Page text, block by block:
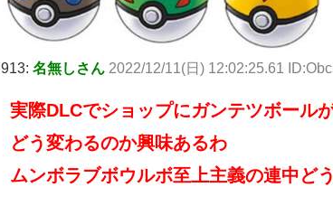
913: 名無しさん 2022/12/11(日) 12:02:25.61
実際DLCでショップにガンテツボール
どう変わるのか興味あるわ
ムンボラブボウルボ至上主義の連中ど